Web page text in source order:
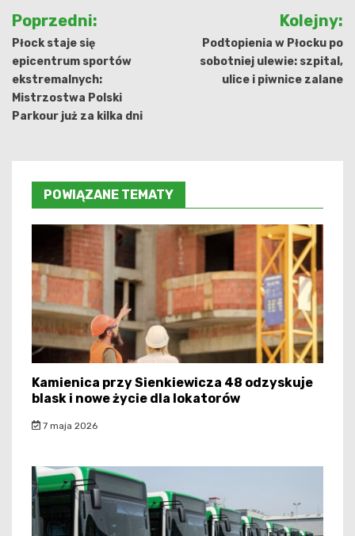
Nawigacja
wpisu
Poprzedni:
Płock staje się
epicentrum sportów
ekstremalnych:
Mistrzostwa Polski
Parkour już za kilka dni
Kolejny:
Podtopienia w Płocku po
sobotniej ulewie: szpital,
ulice i piwnice zalane
POWIĄZANE TEMATY
Kamienica przy Sienkiewicza 48 odzyskuje
blask i nowe życie dla lokatorów
7 maja 2026